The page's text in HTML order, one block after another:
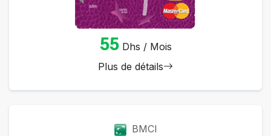
55Dhs / Mois
Plus de détails
BMCI